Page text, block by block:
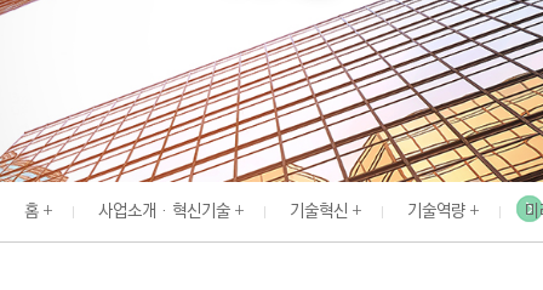
A
I
:
E
N
홈 사업소개 · 혁신기술 기술혁신 기술역량